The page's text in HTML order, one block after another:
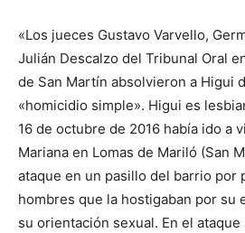
«Los jueces Gustavo Varvello,
Julián Descalzo del Tribunal Oral
de San Martín absolvieron a Higui
«homicidio simple». Higui es
16 de octubre de 2016 había ido a
Mariana en Lomas de Mariló (San
ataque en un pasillo del barrio por
hombres que la hostigaban por su
su orientación sexual. En el